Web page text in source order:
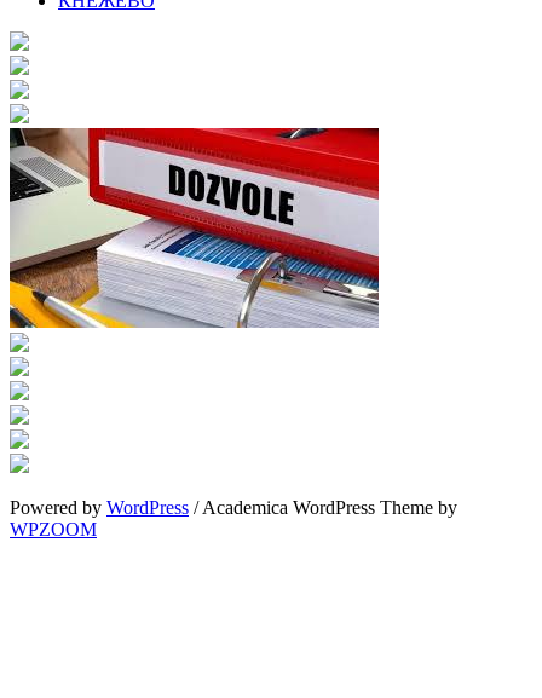
Powered by WordPress / Academica WordPress Theme by
WPZOOM